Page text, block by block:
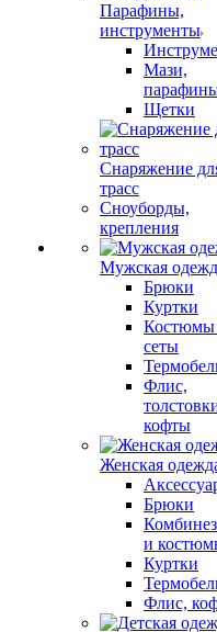
Парафины,
инструменты
Мази,
Щетки
Снаряжение
трасс
Сноуборды,
крепления
Мужская
Брюки
Куртки
Костюмы
сеты
Флис,
кофты
Женская
Брюки
и
Куртки
Флис,